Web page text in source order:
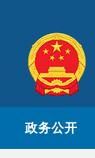
政务公开